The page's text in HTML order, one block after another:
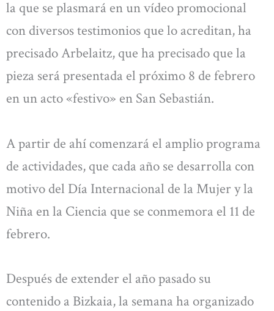
la que se plasmará en un vídeo promocional
con diversos testimonios que lo acreditan, ha
precisado Arbelaitz, que ha precisado que la
pieza será presentada el próximo 8 de febrero
en un acto «festivo» en San Sebastián.
A partir de ahí comenzará el amplio programa
de actividades, que cada año se desarrolla con
motivo del Día Internacional de la Mujer y la
Niña en la Ciencia que se conmemora el 11 de
febrero.
Después de extender el año pasado su
contenido a Bizkaia, la semana ha organizado